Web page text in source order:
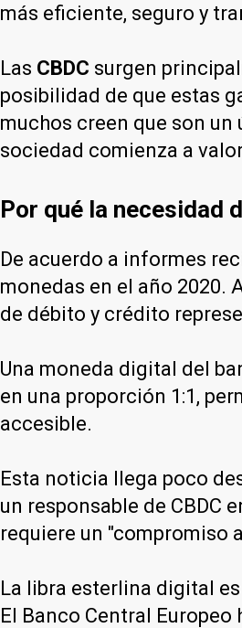
más eficiente, seguro y
Las CBDC surgen
posibilidad de que estas
muchos creen que son
sociedad comienza a
Por qué la necesidad
De acuerdo a informes
monedas en el año 2020.
de débito y crédito
Una moneda digital del
en una proporción 1:1,
accesible.
Esta noticia llega poco
un responsable de CBDC
requiere un "compromiso
La libra esterlina digital
El Banco Central